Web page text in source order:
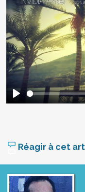
Réagir à cet